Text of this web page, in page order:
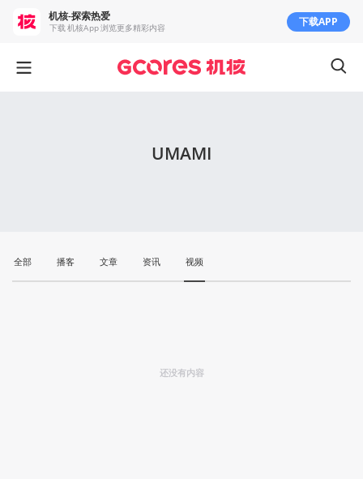
UMAMI
全部 播客 文章 资讯 视频
还没有内容
机核-探索热爱
下载 机核App 浏览更多精彩内容 下载APP